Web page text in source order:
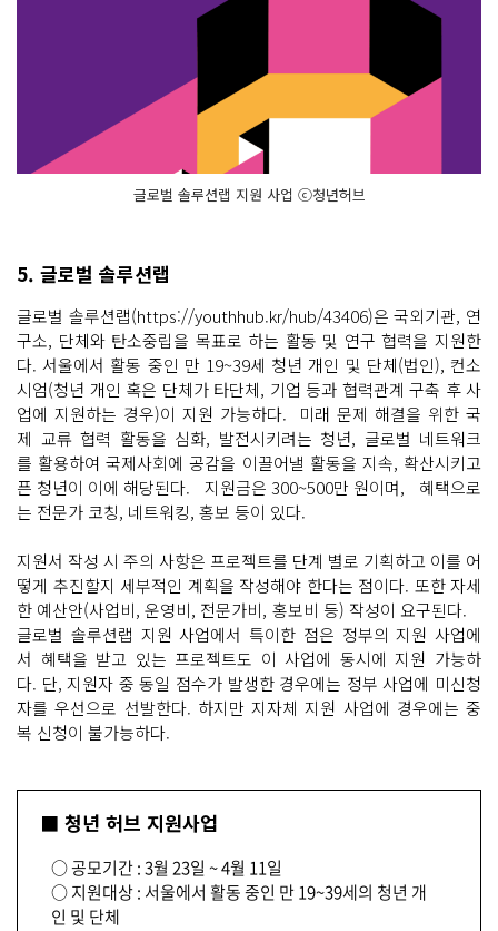
글로벌 솔루션랩 지원 사업 ⓒ청년허브
5. 글로벌 솔루션랩
글로벌 솔루션랩(https://youthhub.kr/hub/43406)은 국외기관, 연
구소, 단체와 탄소중립을 목표로 하는 활동 및 연구 협력을 지원한
다. 서울에서 활동 중인 만 19~39세 청년 개인 및 단체(법인), 컨소
시엄(청년 개인 혹은 단체가 타단체, 기업 등과 협력관계 구축 후 사
업에 지원하는 경우)이 지원 가능하다. 미래 문제 해결을 위한 국
제 교류 협력 활동을 심화, 발전시키려는 청년, 글로벌 네트워크
를 활용하여 국제사회에 공감을 이끌어낼 활동을 지속, 확산시키고
픈 청년이 이에 해당된다. 지원금은 300~500만 원이며, 혜택으로
는 전문가 코칭, 네트워킹, 홍보 등이 있다.
지원서 작성 시 주의 사항은 프로젝트를 단계 별로 기획하고 이를 어
떻게 추진할지 세부적인 계획을 작성해야 한다는 점이다. 또한 자세
한 예산안(사업비, 운영비, 전문가비, 홍보비 등) 작성이 요구된다.
글로벌 솔루션랩 지원 사업에서 특이한 점은 정부의 지원 사업에
서 혜택을 받고 있는 프로젝트도 이 사업에 동시에 지원 가능하
다. 단, 지원자 중 동일 점수가 발생한 경우에는 정부 사업에 미신청
자를 우선으로 선발한다. 하지만 지자체 지원 사업에 경우에는 중
복 신청이 불가능하다.
■ 청년 허브 지원사업
○ 공모기간 : 3월 23일 ~ 4월 11일
○ 지원대상 : 서울에서 활동 중인 만 19~39세의 청년 개
인 및 단체